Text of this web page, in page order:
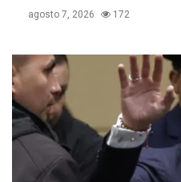
agosto 7, 2026 172